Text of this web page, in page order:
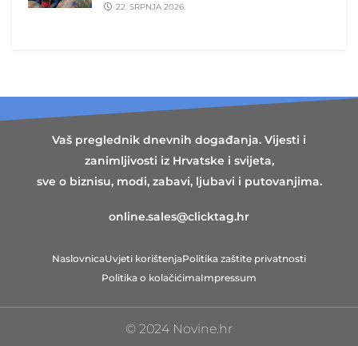
22. SRPNJA 2026.
Vaš preglednik dnevnih događanja. Vijesti i
zanimljivosti iz Hrvatske i svijeta,
sve o biznisu, modi, zabavi, ljubavi i putovanjima.
online.sales@clicktag.hr
NaslovnicaUvjeti korištenjaPolitika zaštite privatnosti
Politika o kolačićimaImpressum
© 2024 Novine.hr